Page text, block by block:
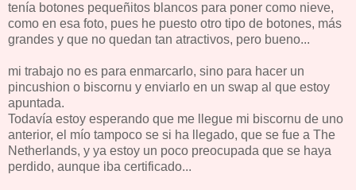
tenía botones pequeñitos blancos para poner como nieve,
como en esa foto, pues he puesto otro tipo de botones, más
grandes y que no quedan tan atractivos, pero bueno...
mi trabajo no es para enmarcarlo, sino para hacer un
pincushion o biscornu y enviarlo en un swap al que estoy
apuntada.
Todavía estoy esperando que me llegue mi biscornu de uno
anterior, el mío tampoco se si ha llegado, que se fue a The
Netherlands, y ya estoy un poco preocupada que se haya
perdido, aunque iba certificado...